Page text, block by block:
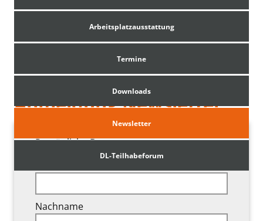
Arbeitsplatzausstattung
Termine
Downloads
Newsletter
DL-Teilhabeforum
Anmeldung Newsletter
Persönliche Daten
Nachname